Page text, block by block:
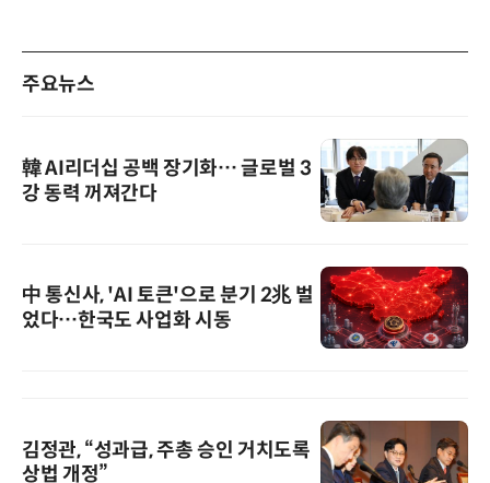
주요뉴스
韓 AI리더십 공백 장기화… 글로벌 3
강 동력 꺼져간다
中 통신사, 'AI 토큰'으로 분기 2兆 벌
었다…한국도 사업화 시동
김정관, “성과급, 주총 승인 거치도록
상법 개정”